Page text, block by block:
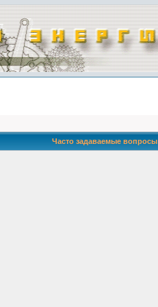
Часто задаваемые вопросы